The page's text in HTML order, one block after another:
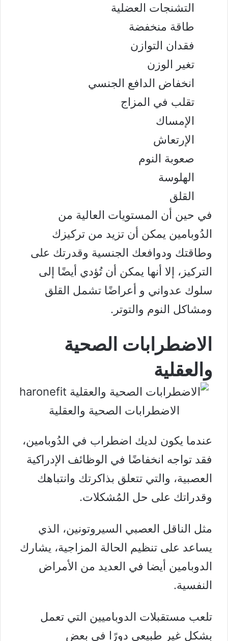
التشنجات العضلية
طاقة منخفضة
فقدان التوازن
تغير الوزن
انخفاض الدافع الجنسي
تقلب في المزاج
الإمساك
الإرتعاش
صعوبة النوم
الهلوسة
القلق
في حين أن المستويات العالية من
الدُوبامين يمكن أن تزيد من تركيزك
وطاقتك ودوافعك الجنسية وقدرتك على
التركيز، إلا أنها يمكن أن تُؤدي أيضًا إلى
سلوك عدواني و أعراضًا تشمل القلق
ومشاكل النوم والتوتر.
الاضطرابات الصحية
والعقلية
الاضطرابات الصحية والعقلية
عندما يكون لديك اضطراب في الدُوبامين،
فقد تواجه انخفاضًا في الوظائف الإدراكية
العصبية، والتي تتعلق بذاكرتك وانتباهك
وقدراتك على حل المُشكلات.
مثل الناقل العصبي السيروتونين، الذي
يساعد على تنظيم الحالة المزاجية، يشارك
الدوبامين أيضا في العديد من الأمراض
النفسية.
تلعب مستقبلات الدوباميين التي تعمل
بشكل غير طبيعي دورًا في بعض